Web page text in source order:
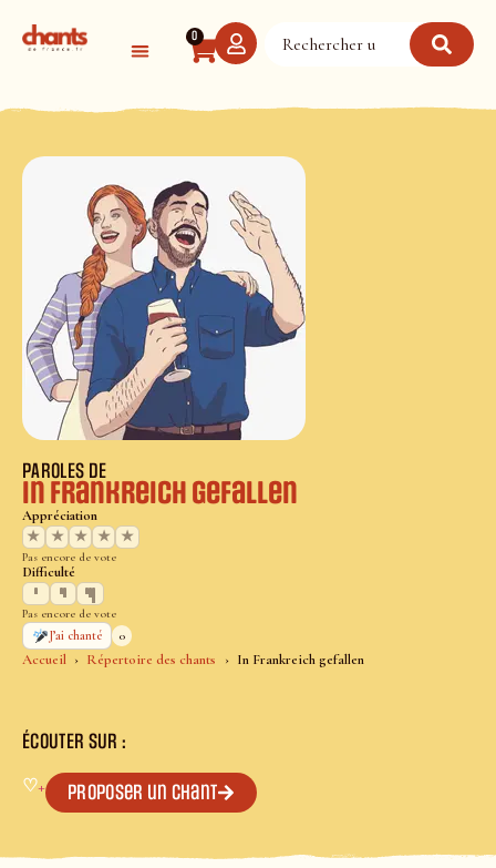
0
Accueil Répertoire des chants In Frankreich gefallen
PAROLES DE
In Frankreich gefallen
Appréciation
★
★ ★ ★ ★
Pas encore de vote
Difficulté
Pas encore de vote
J’ai chanté
0
ÉCOUTER SUR :
♡+ Proposer un chant